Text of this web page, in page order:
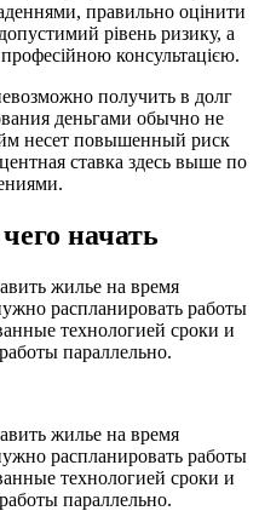
правильно оцінити
допустимий рівень ризику, а
консультацією.
получить в долг
деньгами обычно не
несет повышенный риск
ставка здесь выше по
начать
жилье на время
распланировать работы
технологией сроки и
параллельно.
жилье на время
распланировать работы
технологией сроки и
параллельно.